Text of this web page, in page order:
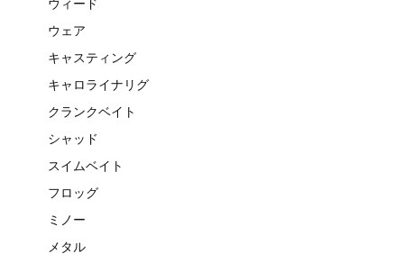
ウェア
キャスティング
キャロライナリグ
クランクベイト
シャッド
スイムベイト
フロッグ
ミノー
メタル